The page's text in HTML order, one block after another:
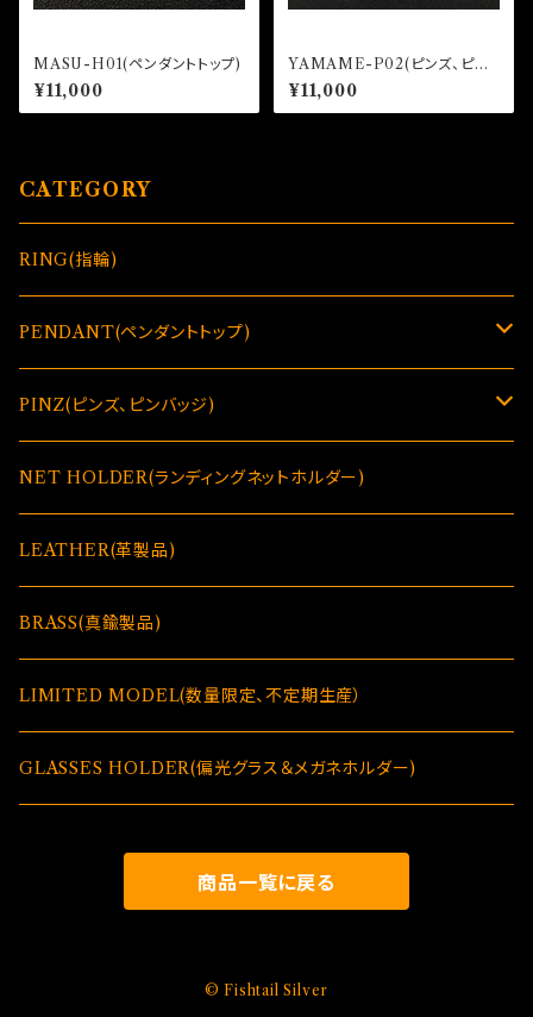
MASU-H01(ペンダントトップ)
¥11,000
YAMAME-P02(ピンズ、ピン
バッジ)
¥11,000
CATEGORY
RING(指輪)
PENDANT(ペンダントトップ)
GLASSES HOLDER(偏光グラス＆メガネホルダー)
PINZ(ピンズ、ピンバッジ)
GLASSES HOLDER(偏光グラス＆メガネホルダー)
NET HOLDER(ランディングネットホルダー)
LEATHER(革製品)
BRASS(真鍮製品)
LIMITED MODEL(数量限定、不定期生産）
GLASSES HOLDER(偏光グラス＆メガネホルダー)
商品一覧に戻る
© Fishtail Silver